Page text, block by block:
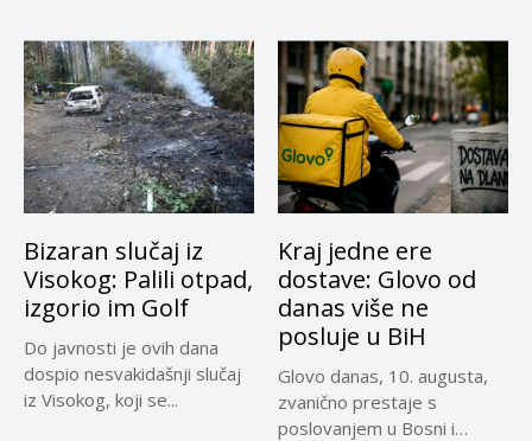
temperature...
Bizaran slučaj iz
Visokog: Palili otpad,
izgorio im Golf
Do javnosti je ovih dana
dospio nesvakidašnji slučaj
iz Visokog, koji se...
Kraj jedne ere
dostave: Glovo od
danas više ne
posluje u BiH
Glovo danas, 10. augusta,
zvanično prestaje s
poslovanjem u Bosni i